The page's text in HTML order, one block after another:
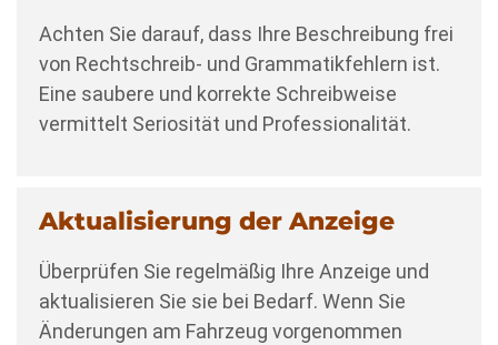
Achten Sie darauf, dass Ihre Beschreibung frei
von Rechtschreib- und Grammatikfehlern ist.
Eine saubere und korrekte Schreibweise
vermittelt Seriosität und Professionalität.
Aktualisierung der Anzeige
Überprüfen Sie regelmäßig Ihre Anzeige und
aktualisieren Sie sie bei Bedarf. Wenn Sie
Änderungen am Fahrzeug vorgenommen